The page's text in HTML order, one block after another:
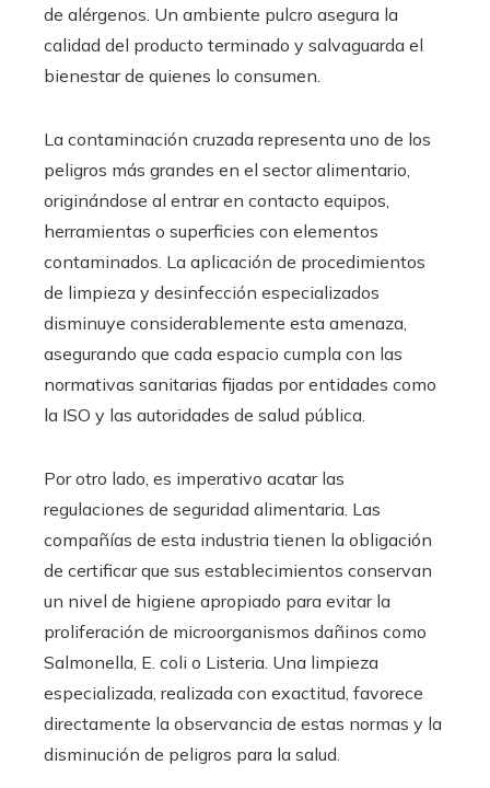
de alérgenos. Un ambiente pulcro asegura la
calidad del producto terminado y salvaguarda el
bienestar de quienes lo consumen.
La contaminación cruzada representa uno de los
peligros más grandes en el sector alimentario,
originándose al entrar en contacto equipos,
herramientas o superficies con elementos
contaminados. La aplicación de procedimientos
de limpieza y desinfección especializados
disminuye considerablemente esta amenaza,
asegurando que cada espacio cumpla con las
normativas sanitarias fijadas por entidades como
la ISO y las autoridades de salud pública.
Por otro lado, es imperativo acatar las
regulaciones de seguridad alimentaria. Las
compañías de esta industria tienen la obligación
de certificar que sus establecimientos conservan
un nivel de higiene apropiado para evitar la
proliferación de microorganismos dañinos como
Salmonella, E. coli o Listeria. Una limpieza
especializada, realizada con exactitud, favorece
directamente la observancia de estas normas y la
disminución de peligros para la salud.